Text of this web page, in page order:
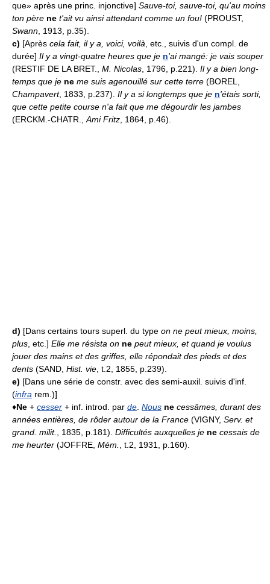
que» après une princ. injonctive] Sauve-toi, sauve-toi, qu'au moins
ton père ne t'ait vu ainsi attendant comme un fou! (PROUST,
Swann, 1913, p.35).
c) [Après cela fait, il y a, voici, voilà, etc., suivis d'un compl. de
durée] Il y a vingt-quatre heures que je n'ai mangé: je vais souper
(RESTIF DE LA BRET., M. Nicolas, 1796, p.221). Il y a bien long-
temps que je ne me suis agenouillé sur cette terre (BOREL,
Champavert, 1833, p.237). Il y a si longtemps que je n'étais sorti,
que cette petite course n'a fait que me dégourdir les jambes
(ERCKM.-CHATR.,Ami Fritz, 1864, p.46).
d) [Dans certains tours superl. du type on ne peut mieux, moins,
plus, etc.] Elle me résista on ne peut mieux, et quand je voulus
jouer des mains et des griffes, elle répondait des pieds et des
dents (SAND, Hist. vie, t.2, 1855, p.239).
e) [Dans une série de constr. avec des semi-auxil. suivis d'inf.
(infra rem.)]
♦Ne + cesser + inf. introd. par de. Nous ne cessâmes, durant des
années entières, de rôder autour de la France (VIGNY, Serv. et
grand. milit., 1835, p.181). Difficultés auxquelles je ne cessais de
me heurter (JOFFRE, Mém., t.2, 1931, p.160).